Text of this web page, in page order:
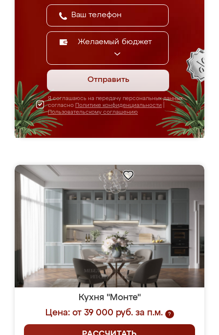
Желаемый бюджет
Отправить
Я соглашаюсь на передачу персональных данных
согласно Политике конфиденциальности
Пользовательскому соглашению
Кухня "Монте"
Цена: от 39 000 руб. за п.м.
?